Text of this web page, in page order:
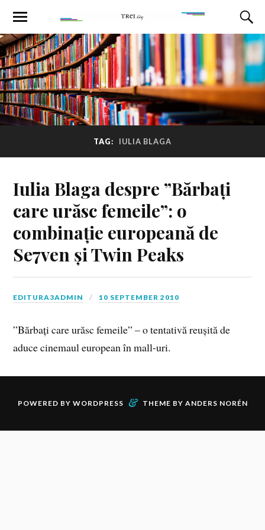
TAG: IULIA BLAGA
Iulia Blaga despre ”Bărbați
care urăsc femeile”: o
combinație europeană de
Se7ven și Twin Peaks
EDITURA3ADMIN 10 SEPTEMBER 2010
”Bărbați care urăsc femeile” – o tentativă reușită de
aduce cinemaul european în mall-uri.
POWERED BY WORDPRESS & THEME BY ANDERS NORÉN